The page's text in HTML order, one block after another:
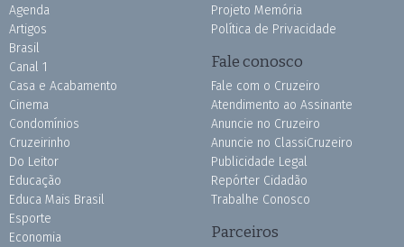
Agenda
Artigos
Brasil
Canal 1
Casa e Acabamento
Cinema
Condomínios
Cruzeirinho
Do Leitor
Educação
Educa Mais Brasil
Esporte
Economia
Projeto Memória
Política de Privacidade
Fale conosco
Fale com o Cruzeiro
Atendimento ao Assinante
Anuncie no Cruzeiro
Anuncie no ClassiCruzeiro
Publicidade Legal
Repórter Cidadão
Trabalhe Conosco
Parceiros